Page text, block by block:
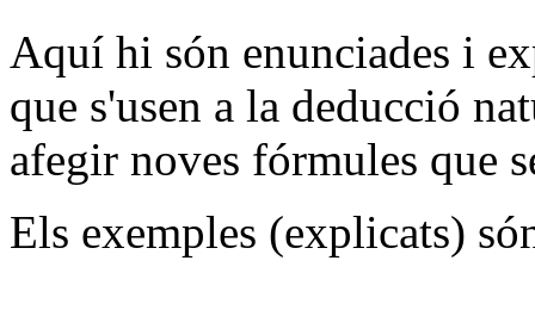
Aquí hi són enunciades i
que s'usen a la deducció
afegir noves fórmules que
Els exemples (explicats)